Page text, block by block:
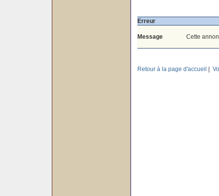
Erreur
Message Cette
Retour à la page d'accueil